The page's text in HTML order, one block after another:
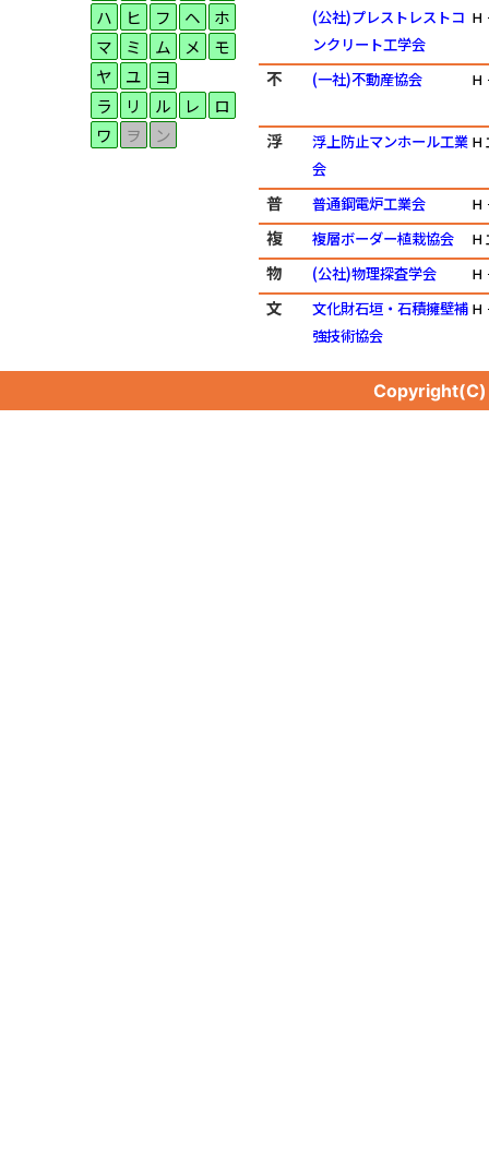
ハ
ヒ フ ヘ
ホ
マ
ミ ム メ
モ
ヤ
ユ
ヨ
ラ
リ ル レ
ロ
ワ
ヲ ン
(公社)プレストレストコ
ンクリート工学会
Ｈ
不 (一社)不動産協会 Ｈ
浮
浮上防止マンホール工業
会
Ｈ
普 普通鋼電炉工業会 Ｈ
複 複層ボーダー植栽協会 Ｈ
物 (公社)物理探査学会 Ｈ
文
文化財石垣・石積擁壁補
強技術協会
Ｈ